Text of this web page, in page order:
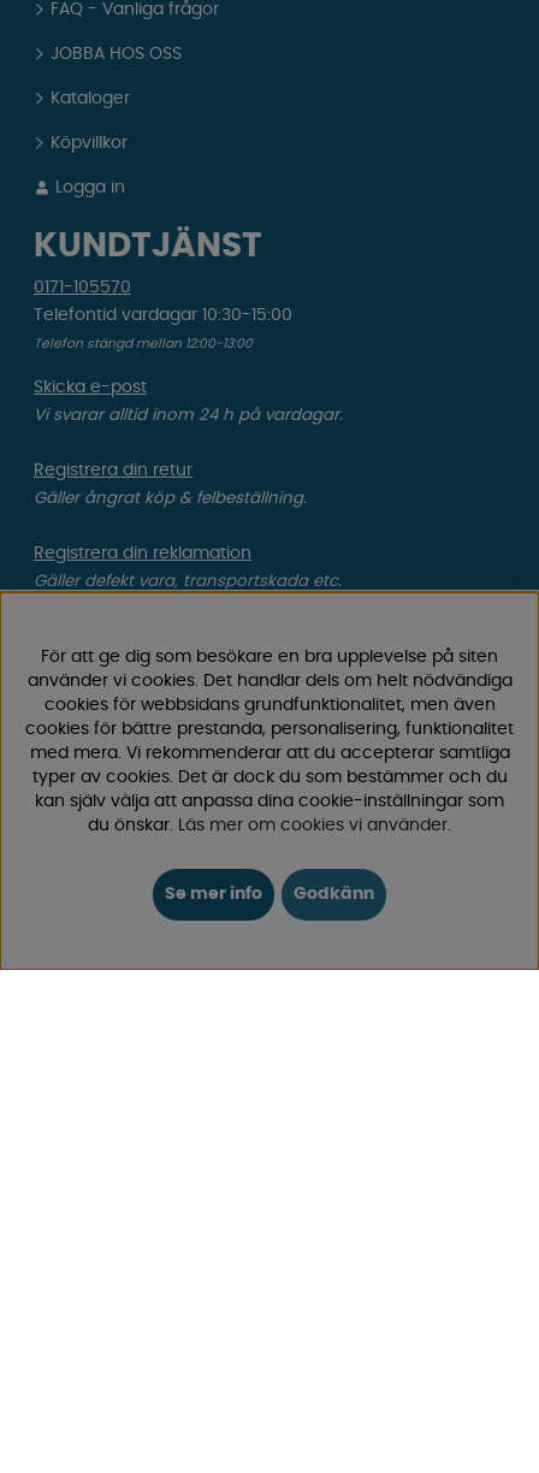
FAQ - Vanliga frågor
JOBBA HOS OSS
Kataloger
Köpvillkor
Logga in
KUNDTJÄNST
0171-105570
Telefontid vardagar 10:30-15:00
Telefon stängd mellan 12:00-13:00
Skicka e-post
Vi svarar alltid inom 24 h på vardagar.
Registrera din retur
Gäller ångrat köp & felbeställning.
Registrera din reklamation
Gäller defekt vara, transportskada etc.
Hitta till vår butik & se öppettider
Campingvaruhuset
Välkommen till Sveriges största utbud av
campingtillbehör för husvagn, husbil och van! Med över
camping och fritid.
Hos oss hittar du allt från reservdelar till smarta tillbehör
Vi erbjuder hög kvalitet och konkurrenskraftiga priser –
För att ge dig som besökare en bra upplevelse på siten
använder vi cookies. Det handlar dels om helt nödvändiga
cookies för webbsidans grundfunktionalitet, men även
cookies för bättre prestanda, personalisering, funktionalitet
med mera. Vi rekommenderar att du accepterar samtliga
typer av cookies. Det är dock du som bestämmer och du
kan själv välja att anpassa dina cookie-inställningar som
du önskar. Läs mer om cookies vi använder.
Se mer info Godkänn